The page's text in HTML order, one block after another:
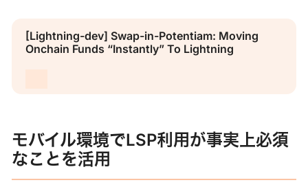
[Lightning-dev] Swap-in-Potentiam: Moving
Onchain Funds “Instantly” To Lightning
モバイル環境でLSP利用が事実上必須
なことを活用